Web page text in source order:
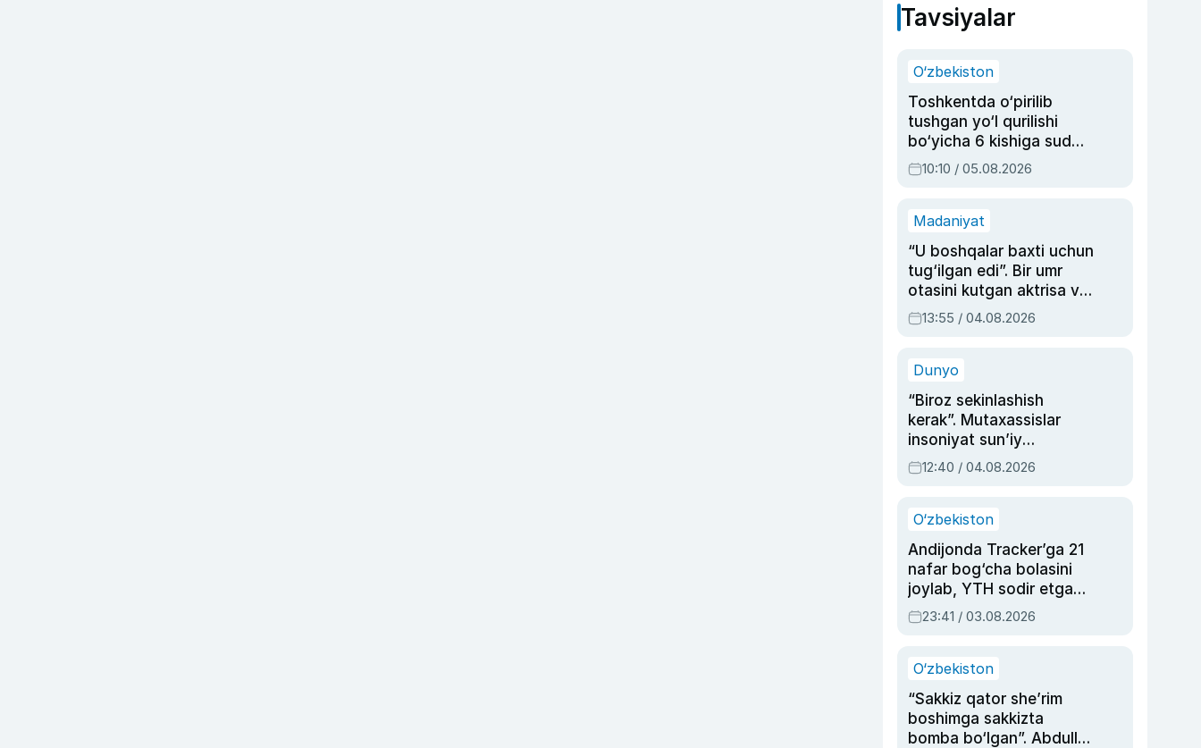
Tavsiyalar
O‘zbekiston
Toshkentda o‘pirilib
tushgan yo‘l qurilishi
bo‘yicha 6 kishiga sud
hukmi o‘qildi
10:10 / 05.08.2026
Madaniyat
“U boshqalar baxti uchun
tug‘ilgan edi”. Bir umr
otasini kutgan aktrisa va
dublyaj ustasi Rimma
Ahmedovaning
13:55 / 04.08.2026
Dunyo
“Biroz sekinlashish
kerak”. Mutaxassislar
insoniyat sun’iy
intellektni boshqara
olmay qolishidan xavotir
12:40 / 04.08.2026
O‘zbekiston
Andijonda Tracker’ga 21
nafar bog‘cha bolasini
joylab, YTH sodir etgan
ayolga sud hukmi o‘qildi
23:41 / 03.08.2026
O‘zbekiston
“Sakkiz qator she’rim
boshimga sakkizta
bomba bo‘lgan”. Abdulla